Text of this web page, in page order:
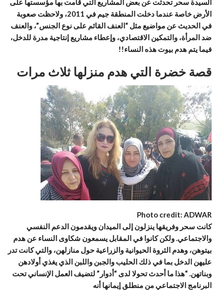
السيدة سحر تحدثت عن بعض المشاريع التي قامت بها مؤسستها على
الأرض خاصة عندما دخلت المنطقة جيم في 2011، ولاحظت صعوبة
في الحديث عن مواضيع مثل “العنف القائم على نوع الجنس”، والعنف
ضد المرأة، والتمكين الاقتصادي، وإعطاء مشاريع إنتاجية مدرة للدخل،
فيما يتم هدم بيوت هذه النساء!!
قصة خضرة التي هدم منزلها ثلاث مرات
Photo credit: ADWAR
كانت سحر وفريقها ينزلون إلى الميدان ويقدمون الدعم النفسي
والاجتماعي. ولكن كانوا في المقابل يسمعون شكاوى النساء عن هدم
بيتوهن، وهدم الثروة الحيوانية والزراعية حول منازلهن، والتي كانت تدر
عليهن الدخل بما في ذلك الحليب والجبن واللبن الذي يغذي أولادهن
وبناتهن. “هذا ما أحدث تحولا لدى “أدوار” لتضيف العمل الإنساني تحت
البرنامج الاجتماعي من منطلق إيمانها أنه